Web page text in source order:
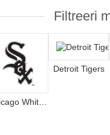
Filtreeri
Detroit Tigers